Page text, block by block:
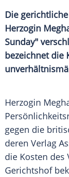
Die
Herzogin
Sunday"
bezeichnet die
Herzogin
gegen die
deren Verlag
die Kosten des
Gerichtshof